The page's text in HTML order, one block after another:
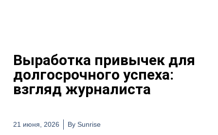
Выработка привычек для
долгосрочного успеха:
взгляд журналиста
21 июня, 2026 BySunrise